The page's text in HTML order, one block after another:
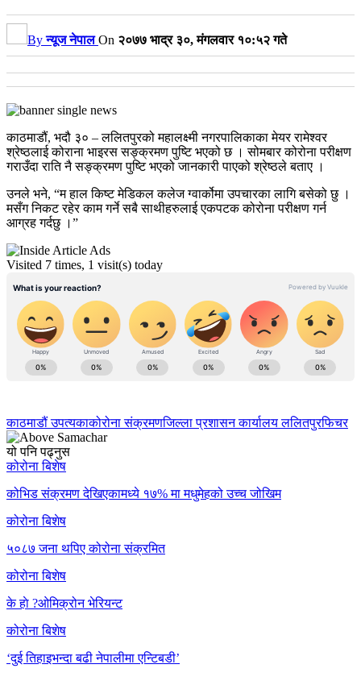
Byन्यूज नेपाल On २०७७ भाद्र ३०, मंगलवार १०:५२ गते
काठमाडौं, भदौ ३० – ललितपुरको महालक्ष्मी नगरपालिकाका मेयर रामेश्वर
श्रेष्ठलाई कोराना भाइरस सङ्क्रमण पुष्टि भएको छ । सोमबार कोरोना परीक्षण
गराउँदा राति नै सङ्क्रमण पुष्टि भएको जानकारी पाएको श्रेष्ठले बताए ।
उनले भने, “म हाल किष्ट मेडिकल कलेज ग्वार्कोमा उपचारका लागि बसेको छु ।
मसँग निकट रहेर काम गर्ने सबै साथीहरुलाई एकपटक कोरोना परीक्षण गर्न
आग्रह गर्दछु ।”
Visited 7 times, 1 visit(s) today
काठमाडौं उपत्यकाकोरोना संक्रमणजिल्ला प्रशासन कार्यालय ललितपुरफिचर
यो पनि पढ्नुस
कोरोना बिशेष
कोभिड संक्रमण देखिएकामध्ये १७% मा मधुमेहको उच्च जोखिम
कोरोना बिशेष
५०८७ जना थपिए कोरोना संक्रमित
कोरोना बिशेष
के हाे ?ओमिक्रोन भेरियन्ट
कोरोना बिशेष
‘दुई तिहाइभन्दा बढी नेपालीमा एन्टिबडी’